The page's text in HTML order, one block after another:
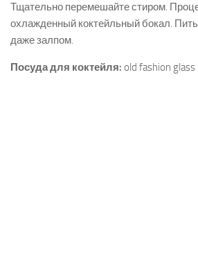
Тщательно перемешайте стиром.
охлажденный коктейльный бокал.
даже залпом.
Посуда для коктейля: old fashion glass